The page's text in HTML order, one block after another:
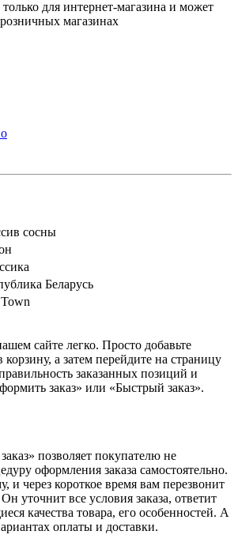
для интернет-магазина и может
магазинах
сосны
Беларусь
сайте легко. Просто добавьте
а затем перейдите на страницу
заказанных позиций и
заказ» или «Быстрый заказ».
позволяет покупателю не
оформления заказа самостоятельно.
и через короткое время вам перезвонит
уточнит все условия заказа, ответит
качества товара, его особенностей. А
оплаты и доставки.